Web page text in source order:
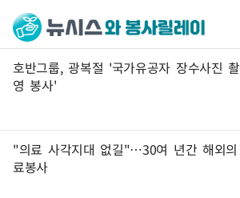
호반그룹, 광복절 '국가유공자 장수사진 촬
영 봉사'
"의료 사각지대 없길"…30여 년간 해외의
료봉사